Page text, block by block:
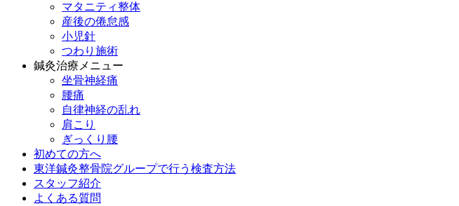
マタニティ整体
産後の倦怠感
小児針
つわり施術
鍼灸治療メニュー
坐骨神経痛
腰痛
自律神経の乱れ
肩こり
ぎっくり腰
初めての方へ
東洋鍼灸整骨院グループで行う検査方法
スタッフ紹介
よくある質問